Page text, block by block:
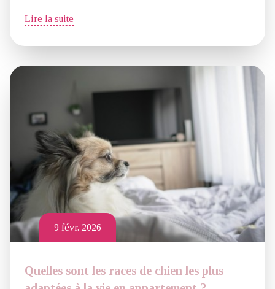
Lire la suite
9 févr. 2026
Quelles sont les races de chien les plus